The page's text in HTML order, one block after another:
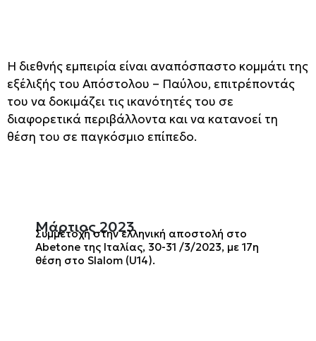
Η διεθνής εμπειρία είναι αναπόσπαστο κομμάτι της
εξέλιξής του Απόστολου – Παύλου, επιτρέποντάς
του να δοκιμάζει τις ικανότητές του σε
διαφορετικά περιβάλλοντα και να κατανοεί τη
θέση του σε παγκόσμιο επίπεδο.
Μάρτιος 2023
Συμμετοχή στην ελληνική αποστολή στο
Abetone της Ιταλίας, 30-31 /3/2023, με 17η
θέση στο Slalom (U14).